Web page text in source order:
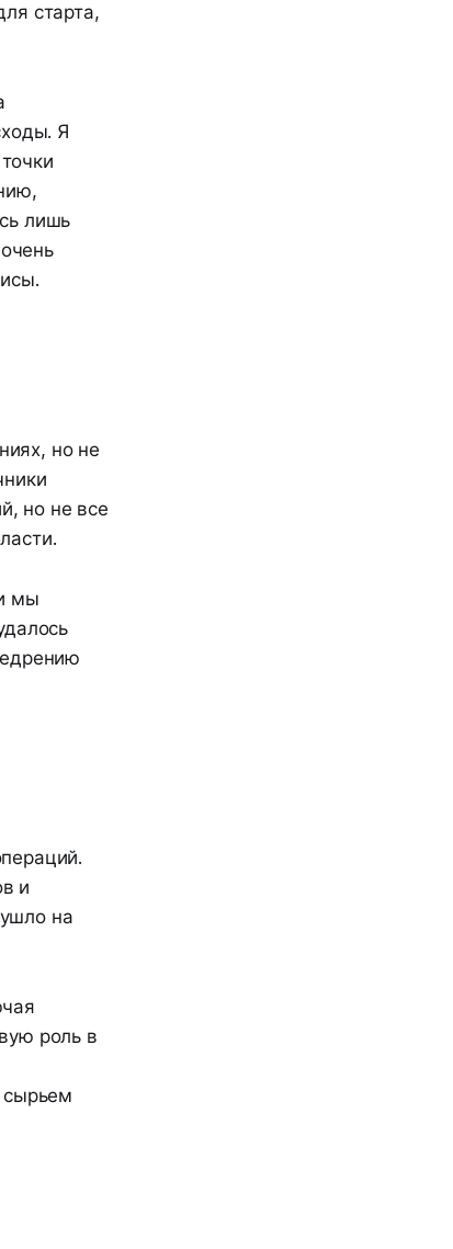
старта,
Я
лишь
но не
но не все
мы
и
на
роль в
сырьем